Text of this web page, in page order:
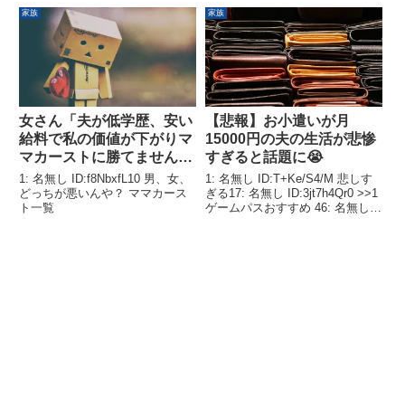
ス以上の車が2台あって快適な新
築戸建て建ててて欲しいものや家
電は全部買い揃ってる。連休中に
は家族で旅...
感じやろ 24：名無しさん
2026/06/27(土) 18...
家族
女さん「夫が低学歴、安い
給料で私の価値が下がりマ
マカーストに勝てません。
離婚しようか悩んでます」
1: 名無し ID:f8NbxfL10 男、女、
どっちが悪いんや？ ママカース
ト一覧
家族
【悲報】お小遣いが月
15000円の夫の生活が悲惨
すぎると話題に😭
1: 名無し ID:T+Ke/S4/M 悲しす
ぎる17: 名無し ID:3jt7h4Qr0 >>1
ゲームパスおすすめ 46: 名無し